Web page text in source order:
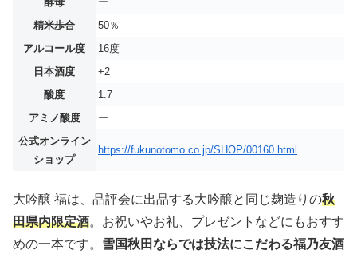
精米歩合
50％
アルコール度
16度
日本酒度
+2
酸度
1.7
アミノ酸度
ー
公式オンライン
ショップ
https://fukunotomo.co.jp/SHOP/00160.html
大吟醸 福は、品評会に出品する大吟醸と同じ麹造りの秋
田県内限定酒。お祝いやお礼、プレゼントなどにもおすす
めの一本です。 雪国秋田ならでは技法にこだわる福乃友酒